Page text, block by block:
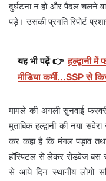
दुर्घटना न हो और पैदल चलने
पड़े। उसकी प्रगति रिपोर्ट
यह भी पढ़ें 👉 हल्द्वानी
मीडिया कर्मी...SSP से
मामले की अगली सुनवाई
मुताबिक हल्द्वानी की नया
कर कहा है कि मंगल पड़ाव
हॉस्पिटल से लेकर रोडवेज
से आये दिन स्थानीय लोगो